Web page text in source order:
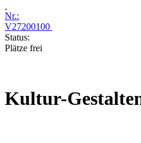
Nr.:
V27200100
Status:
Plätze frei
Kultur-